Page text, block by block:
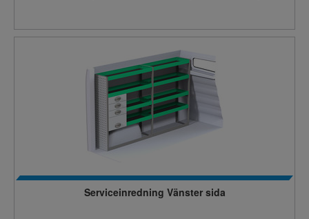
Serviceinredning Vänster sida